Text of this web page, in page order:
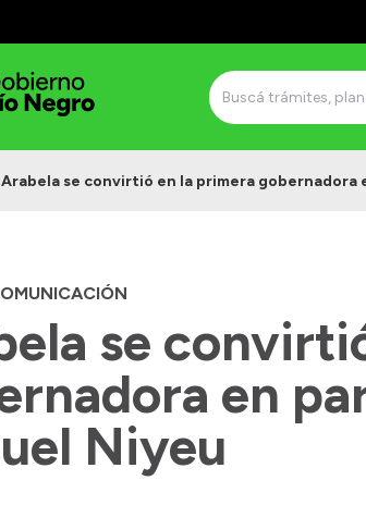
Arabela se convirtió en la primera
se
en
Niyeu